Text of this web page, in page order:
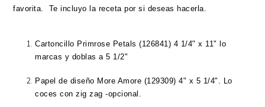
favorita. Te incluyo la receta por si deseas hacerla.
Cartoncillo Primrose Petals (126841) 4 1/4" x 11" lo
marcas y doblas a 5 1/2"
Papel de diseño More Amore (129309) 4" x 5 1/4". Lo
coces con zig zag -opcional.